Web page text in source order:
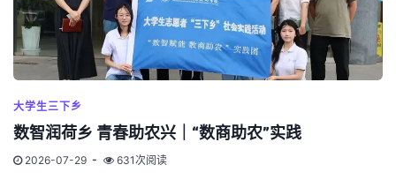
大学生三下乡
数智润荷乡 青春助农兴｜“数商助农”实践
2026-07-29 631次阅读